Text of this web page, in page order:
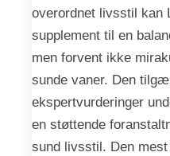
overordnet livsstil
supplement til en
men forvent ikke
sunde vaner. Den
ekspertvurderinger
en støttende
sund livsstil. Den